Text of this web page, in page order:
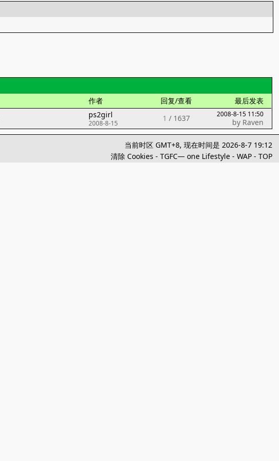
作者 回复/查看
最后发表
ps2girl
2008-8-15
1 / 1637 2008-8-15 11:50
by Raven
当前时区 GMT+8, 现在时间是 2026-8-7 19:12
清除 Cookies - TGFC— one Lifestyle- WAP- TOP